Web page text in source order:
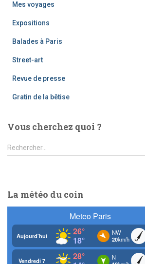
Mes voyages
Expositions
Balades à Paris
Street-art
Revue de presse
Gratin de la bêtise
Vous cherchez quoi ?
R
e
r
c
Rechercher…
La météo du coin